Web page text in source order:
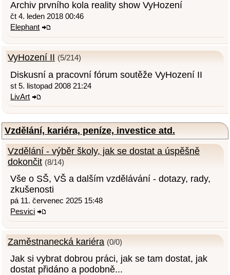
Archiv prvního kola reality show VyHození
čt 4. leden 2018 00:46
Elephant
VyHození II (5/214)
Diskusní a pracovní fórum soutěže VyHození II
st 5. listopad 2008 21:24
LivArt
Vzdělání, kariéra, peníze, investice atd.
Vzdělání - výběr školy, jak se dostat a úspěšně
dokončit (8/14)
Vše o SŠ, VŠ a dalším vzdělávání - dotazy, rady,
zkušenosti
pá 11. červenec 2025 15:48
Pesvici
Zaměstnanecká kariéra (0/0)
Jak si vybrat dobrou práci, jak se tam dostat, jak
dostat přidáno a podobně...